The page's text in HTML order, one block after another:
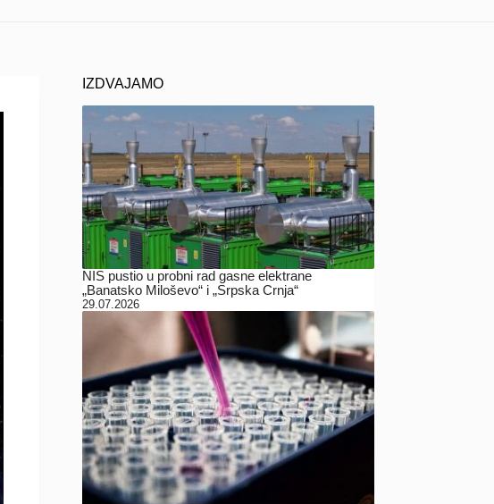
IZDVAJAMO
NIS pustio u probni rad gasne elektrane
„Banatsko Miloševo“ i „Srpska Crnja“
29.07.2026